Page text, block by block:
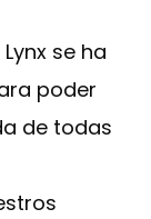
se ha
poder
de todas